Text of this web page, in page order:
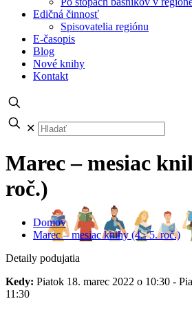
Edičná činnosť
Spisovatelia regiónu
E-časopis
Blog
Nové knihy
Kontakt
✕
Marec – mesiac
roč.)
Domov
Marec – mesiac knihy (4.- 5. roč.)
Detaily podujatia
Kedy: Piatok 18. marec 2022 o 10:30 -
11:30